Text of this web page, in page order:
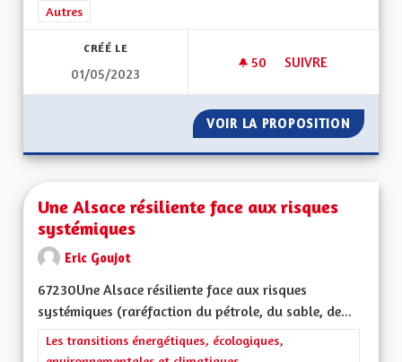
Filtrer les résultats de la catégorie : Autres
Autres
CRÉÉ LE
01/05/2023
50 50 ABONNÉS
SUIVRE
VOIR LA PROPOSITION UNE
Une Alsace résiliente face aux risques
systémiques
Eric Goujot
67230Une Alsace résiliente face aux risques
systémiques (raréfaction du pétrole, du sable, de...
Filtrer les résultats de la catégorie : Les transitions
Les transitions énergétiques, écologiques,